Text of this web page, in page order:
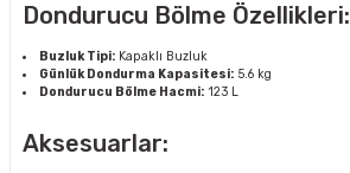
Dondurucu Bölme Özellikleri:
Buzluk Tipi: Kapaklı Buzluk
Günlük Dondurma Kapasitesi: 5.6 kg
Dondurucu Bölme Hacmi: 123 L
Aksesuarlar: